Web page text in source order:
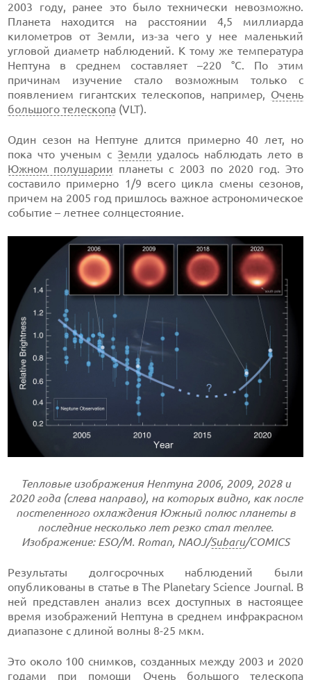
2003 году, ранее это было технически невозможно.
Планета находится на расстоянии 4,5 миллиарда
километров от Земли, из-за чего у нее маленький
угловой диаметр наблюдений. К тому же температура
Нептуна в среднем составляет –220 °C. По этим
причинам изучение стало возможным только с
появлением гигантских телескопов, например, Очень
большого телескопа (VLT).
Один сезон на Нептуне длится примерно 40 лет, но
пока что ученым с Земли удалось наблюдать лето в
Южном полушарии планеты с 2003 по 2020 год. Это
составило примерно 1/9 всего цикла смены сезонов,
причем на 2005 год пришлось важное астрономическое
событие – летнее солнцестояние.
Тепловые изображения Нептуна 2006, 2009, 2028 и
2020 года (слева направо), на которых видно, как после
постепенного охлаждения Южный полюс планеты в
последние несколько лет резко стал теплее.
Изображение: ESO/M. Roman, NAOJ/Subaru/COMICS
Результаты долгосрочных наблюдений были
опубликованы в статье в The Planetary Science Journal. В
ней представлен анализ всех доступных в настоящее
время изображений Нептуна в среднем инфракрасном
диапазоне с длиной волны 8-25 мкм.
Это около 100 снимков, созданных между 2003 и 2020
годами при помощи Очень большого телескопа